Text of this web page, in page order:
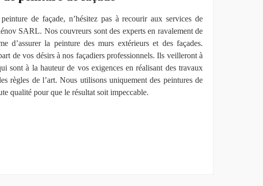
de façade, n’hésitez pas à recourir aux services de
SARL. Nos couvreurs sont des experts en ravalement de
d’assurer la peinture des murs extérieurs et des façades.
de vos désirs à nos façadiers professionnels. Ils veilleront à
sont à la hauteur de vos exigences en réalisant des travaux
règles de l’art. Nous utilisons uniquement des peintures de
qualité pour que le résultat soit impeccable.